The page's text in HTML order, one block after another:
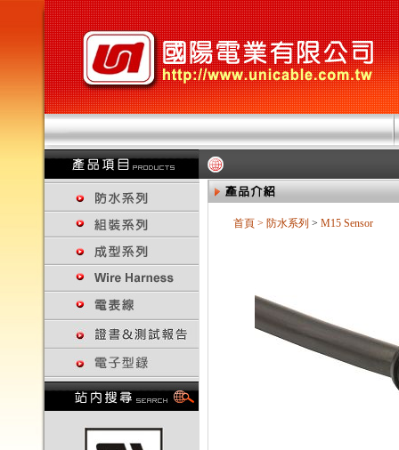
首頁 > 防水系列 > M15 Sensor